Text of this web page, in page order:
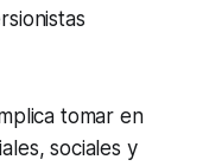
tomar en
sociales y